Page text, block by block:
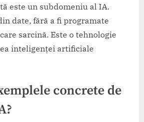
este un subdomeniu al IA.
date, fără a fi programate
sarcină. Este o tehnologie
inteligenței artificiale
concrete de